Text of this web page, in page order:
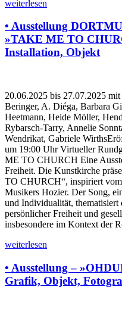
weiterlesen
• Ausstellung
»TAKE ME TO
Installation, Objekt
20.06.2025 bis 27.07.2025
Beringer, A. Diéga, Barbara
Heetmann, Heide Möller,
Rybarsch-Tarry, Annelie
Wendrikat, Gabriele
um 19:00 Uhr Virtueller
ME TO CHURCH Eine
Freiheit. Die Kunstkirche
TO CHURCH“, inspiriert vom
Musikers Hozier. Der Song,
und Individualität, thematisiert
persönlicher Freiheit und
insbesondere im Kontext
weiterlesen
• Ausstellung –
Grafik, Objekt,